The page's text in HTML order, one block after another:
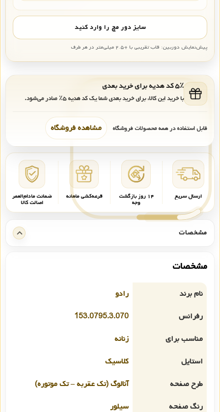
سایز دور مچ را وارد کنید
پیش‌نمایش دوربین: قاب تقریبی با +۲.۵ میلی‌متر در هر طرف
۵٪ کد هدیه برای خرید بعدی
با خرید این کالا، برای خرید بعدی شما یک کد هدیه۵٪ صادر می‌شود.
قابل استفاده در همه محصولات فروشگاه مشاهده فروشگاه
ارسال سریع ۱۴ روز بازگشت
وجه
قرعه‌کشی ماهانه ضمانت مادام‌العمر
اصالت کالا
مشخصات
مشخصات
نام برند
رادو
رفرانس
153.0795.3.070
مناسب برای
زنانه
استایل
کلاسیک
طرح صفحه
آنالوگ (تک عقربه – تک موتوره)
رنگ صفحه
سیلور